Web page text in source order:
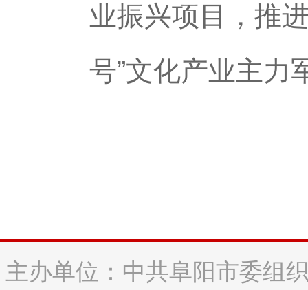
业振兴项目，推
号”文化产业主力
主办单位：中共阜阳市委组